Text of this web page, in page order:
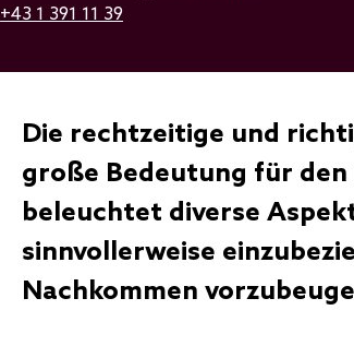
+43 1 391 11 39
Die rechtzeitige und
große Bedeutung für den
beleuchtet diverse
sinnvollerweise
Nachkommen